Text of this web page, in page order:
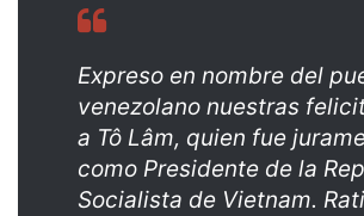
Expreso en nombre del
venezolano nuestras
a Tô Lâm, quien fue
como Presidente de la
Socialista de Vietnam.